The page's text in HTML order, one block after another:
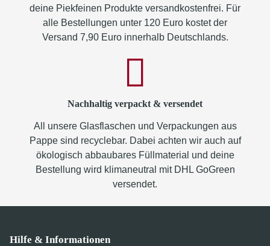
deine Piekfeinen Produkte versandkostenfrei. Für
alle Bestellungen unter 120 Euro kostet der
Versand 7,90 Euro innerhalb Deutschlands.
Nachhaltig verpackt & versendet
All unsere Glasflaschen und Verpackungen aus
Pappe sind recyclebar. Dabei achten wir auch auf
ökologisch abbaubares Füllmaterial und deine
Bestellung wird klimaneutral mit DHL GoGreen
versendet.
Hilfe & Informationen